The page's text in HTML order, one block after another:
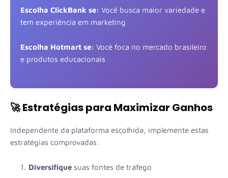
Escolha ClickBank se: Você busca maior variedade e
tem experiência em marketing
Escolha Hotmart se: Você foca no mercado brasileiro
e produtos educacionais
🚀 Estratégias para Maximizar Ganhos
Independente da plataforma escolhida, implemente estas
estratégias comprovadas:
Diversifique suas fontes de tráfego